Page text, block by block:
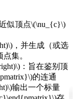
似顶点\(\nu_{c}\)
，并生成（或选
集。
：旨在鉴别顶
的连通
输出一个标量